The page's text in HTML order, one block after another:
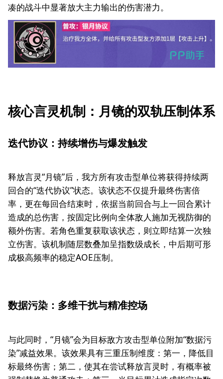
凑的战斗中显著放大主力输出的伤害潜力。
核心言灵机制：月镜的双轨压制体系
迭代协议：持续增伤与爆发触发
释放言灵“月镜”后，我方所有攻击型单位将获得持续两
回合的“迭代协议”状态。该状态不仅提升最终伤害倍
率，更在每回合结束时，依据当前回合与上一回合累计
造成的总伤害，按固定比例向全体敌人施加无视防御的
额外伤害。若角色重复获取该状态，则立即结算一次独
立伤害。该机制随层数叠加呈指数级成长，中后期可形
成极高频率的稳定AOE压制。
数据污染：多维干扰与精准控场
与此同时，“月镜”会为目标敌方攻击型单位附加“数据污
染”减益效果。该效果具有三重压制维度：第一，降低目
标最终伤害；第二，使其在尝试释放言灵时，有概率被